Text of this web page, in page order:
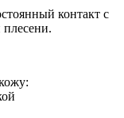
контакт с
плесени.